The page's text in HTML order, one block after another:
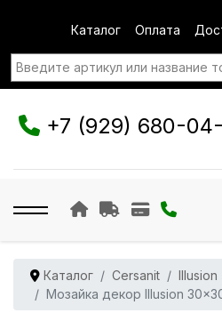
Каталог Оплата
+7 (929) 680-
Каталог Cersanit
Illusion
Мозайка декор Illusion